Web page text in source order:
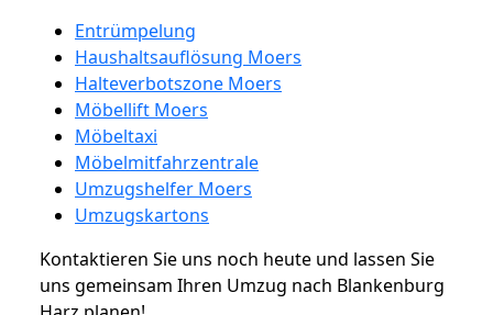
Entrümpelung
Haushaltsauflösung Moers
Halteverbotszone Moers
Möbellift Moers
Möbeltaxi
Möbelmitfahrzentrale
Umzugshelfer Moers
Umzugskartons
Kontaktieren Sie uns noch heute und lassen Sie
uns gemeinsam Ihren Umzug nach Blankenburg